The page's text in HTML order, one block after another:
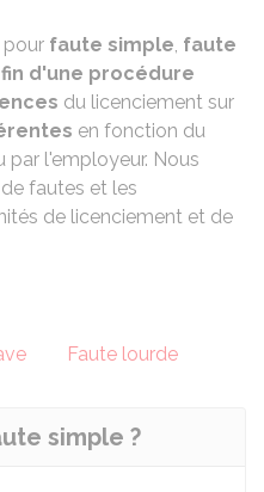
pour faute simple, faute
fin d'une procédure
du licenciement sur
en fonction du
par l'employeur. Nous
fautes et les
de licenciement et de
Faute lourde
simple ?